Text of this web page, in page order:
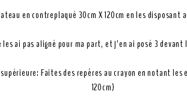
en contreplaqué 30cm X 120cm en les disposant
les ai pas aligné pour ma part, et j’en ai posé 3 devant
Faites des repères au crayon en notant les
120cm)